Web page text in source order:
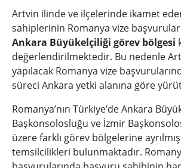
Artvin ilinde ve ilçelerinde ikamet
sahiplerinin Romanya vize
Ankara Büyükelçiliği görev bölgesi
değerlendirilmektedir. Bu nedenle
yapılacak Romanya vize
süreci Ankara yetki alanına göre
Romanya’nın Türkiye’de Ankara
Başkonsolosluğu ve İzmir
üzere farklı görev bölgelerine ayrılmış
temsilcilikleri bulunmaktadır.